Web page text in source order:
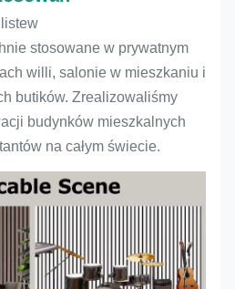
stosowane w prywatnym
willi, salonie w mieszkaniu i
butików. Zrealizowaliśmy
budynków mieszkalnych
na całym świecie.